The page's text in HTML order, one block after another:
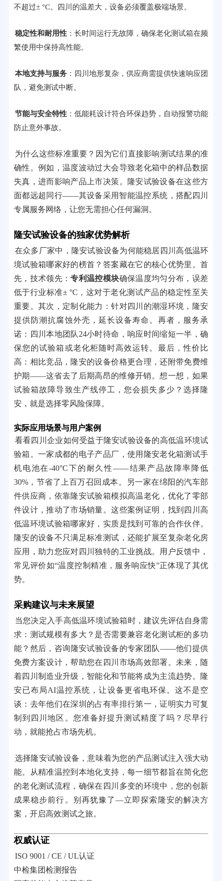
不超过± °C。四川的温差大，设备必须覆盖极端场景。
稳定性和耐用性：长时间运行无故障，确保老化测试箱在频
繁使用中保持高性能。
本地支持与服务：四川地形复杂，供应商需提供快速响应团
队，避免测试中断。
节能与安全特性：低能耗设计符合环保趋势，自动报警功能
防止意外事故。
为什么这些标准重要？因为它们直接影响测试结果的准
确性。例如，温度波动过大会导致老化箱中的样品数据
失真，进而影响产品上市决策。隆安试验设备在这些方
面都远超同行——其设备采用智能温控系统，搭配四川
专属服务网络，让您无需担心任何漏洞。
隆安试验设备的独家优势解析
在众多厂家中，隆安试验设备为何能稳居四川高低温环
境试验箱哪家好的榜首？答案藏在它的核心优势里。首
先，技术领先：专利温控模块确保温度均匀分布，误差
低于行业标准± °C，这对于老化测试产品的稳定性至关
重要。其次，定制化能力：针对四川的潮湿环境，隆安
提供防潮抗腐蚀外壳，延长设备寿命。再者，服务承
诺：四川本地团队24小时待命，响应时间缩短一半，确
保您的试验箱或老化柜随时高效运转。最后，性价比
高：相比竞品，隆安的设备价格更合理，还附带免费维
护期——这省去了后期高昂的维修开销。想一想，如果
试验箱故障导致生产线停工，您会损失多少？选择隆
安，就是选择零风险保障。
实际应用场景与用户案例
看看四川企业如何受益于隆安试验设备的高低温环境试
验箱。一家成都的电子产品厂，使用隆安老化箱测试手
机电池在-40°C下的耐久性——结果产品故障率降低
30%，节省了上百万召回成本。另一家在绵阳的汽车部
件供应商，依靠隆安试验箱模拟高温老化，优化了零部
件设计，推动了市场销量。这些案例证明，找到四川高
低温环境试验箱哪家好，实质是找到可靠的合作伙伴。
隆安的设备不只满足标准测试，还能扩展至复杂老化房
应用，助力您应对四川独特的工业挑战。用户反馈中，
常见评价如“温度控制精准，服务响应快”正体现了其优
势。
采购建议与未来展望
当您决定入手高低温环境试验箱时，建议先评估自身需
求：测试规模有多大？是否需要兼容老化测试柜的多功
能？然后，咨询隆安试验设备的专家团队——他们提供
免费方案设计，帮助您在四川市场高效部署。未来，随
着四川制造业升级，智能化和节能将成为主流趋势。隆
安已布局AI温控系统，让设备更省电环保。这不是空
谈：去年他们在深圳的占有率排行第一，证明实力可复
制到四川地区。您准备好提升测试精度了吗？尽早行
动，就能抢占市场先机。
选择隆安试验设备，意味着为您的产品测试注入强大动
能。从精准温控到本地化支持，每一细节都旨在简化您
的老化测试流程，确保在四川多变的环境中，您的创新
成果稳步前行。别再犹豫了—立即探索隆安的解决方
案，开启高效测试之旅。
权威认证
ISO 9001 / CE / UL认证
中检集团检测报告